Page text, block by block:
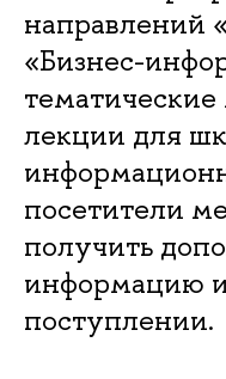
направлений
«Бизнес-
лекции для
посетители
получить
информацию и
поступлении.